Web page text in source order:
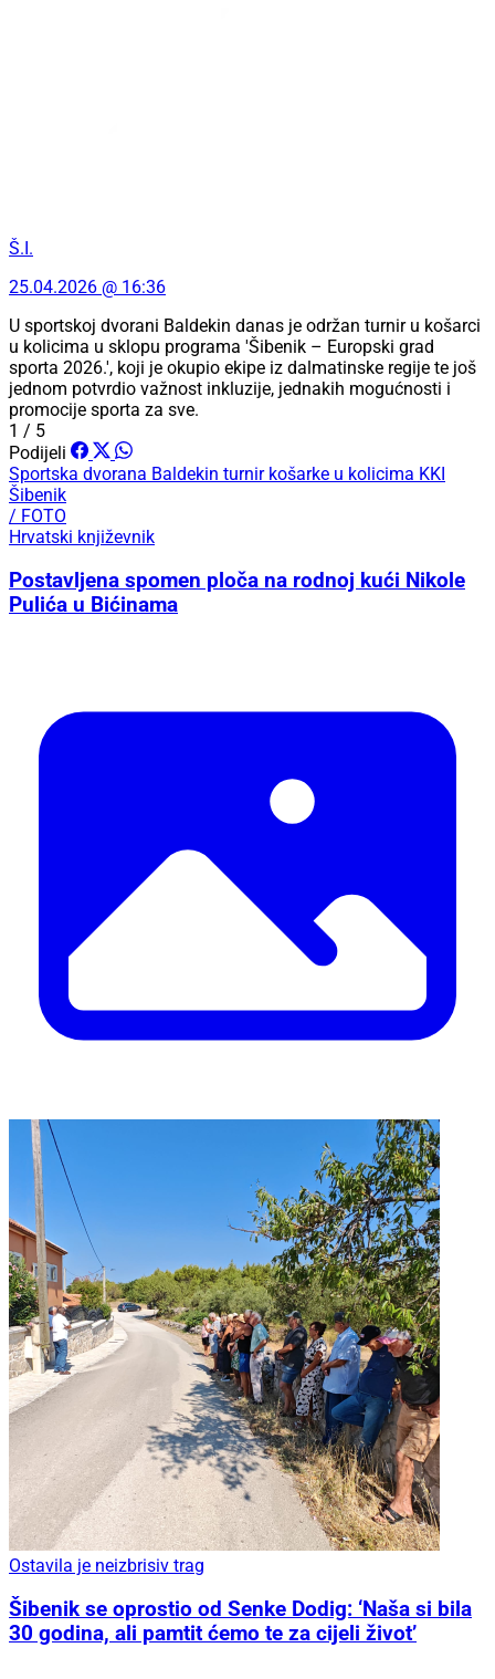
Š.I.
25.04.2026 @ 16:36
U sportskoj dvorani Baldekin danas je održan turnir u košarci
u kolicima u sklopu programa 'Šibenik – Europski grad
sporta 2026.', koji je okupio ekipe iz dalmatinske regije te još
jednom potvrdio važnost inkluzije, jednakih mogućnosti i
promocije sporta za sve.
1 / 5
Podijeli
Sportska dvorana Baldekin turnir košarke u kolicima KKI
Šibenik
/ FOTO
Hrvatski književnik
Postavljena spomen ploča na rodnoj kući Nikole
Pulića u Bićinama
Ostavila je neizbrisiv trag
Šibenik se oprostio od Senke Dodig: ‘Naša si bila
30 godina, ali pamtit ćemo te za cijeli život’